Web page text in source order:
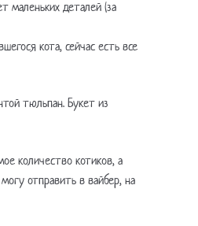
маленьких деталей (за
кота, сейчас есть все
тюльпан. Букет из
количество котиков, а
отправить в вайбер, на